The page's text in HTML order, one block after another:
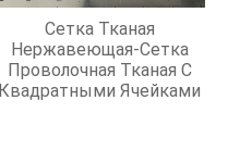
Сетка Тканая
Нержавеющая-Сетка
Проволочная Тканая С
Квадратными Ячейками